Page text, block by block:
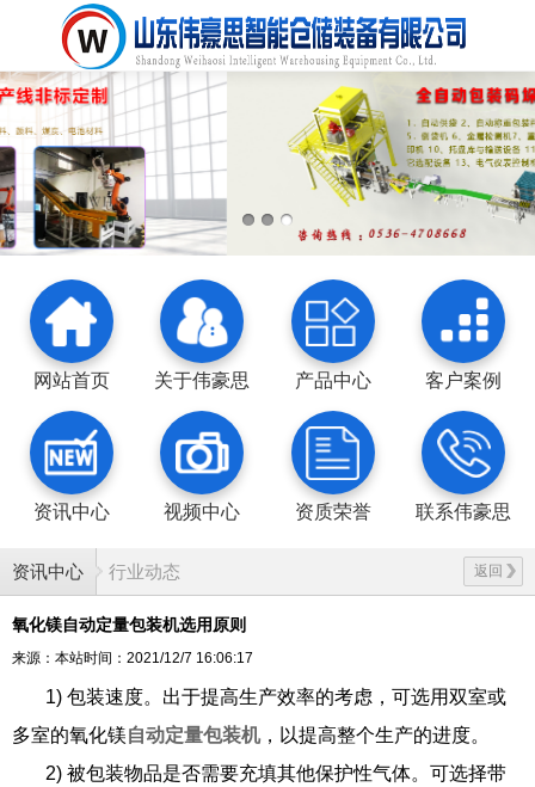
网站首页 关于伟豪思 产品中心 客户案例
资讯中心 视频中心 资质荣誉 联系伟豪思
资讯中心 返回
行业动态
氧化镁自动定量包装机选用原则
来源：本站时间：2021/12/7 16:06:17
1) 包装速度。出于提高生产效率的考虑，可选用双室或
多室的氧化镁自动定量包装机，以提高整个生产的进度。
2) 被包装物品是否需要充填其他保护性气体。可选择带